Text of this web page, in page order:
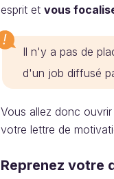
esprit et vous
Il n'y a pas de
d'un job diffusé
Vous allez donc
votre lettre de
Reprenez votre